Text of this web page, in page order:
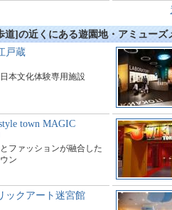
道]の近くにある遊園地・アミューズ
戸蔵
本文化体験専用施設
town MAGIC
ファッションが融合した
ン
ックアート迷宮館